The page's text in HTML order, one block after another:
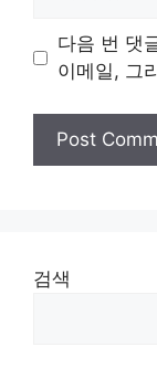
다음 번 댓
이메일, 그
검색